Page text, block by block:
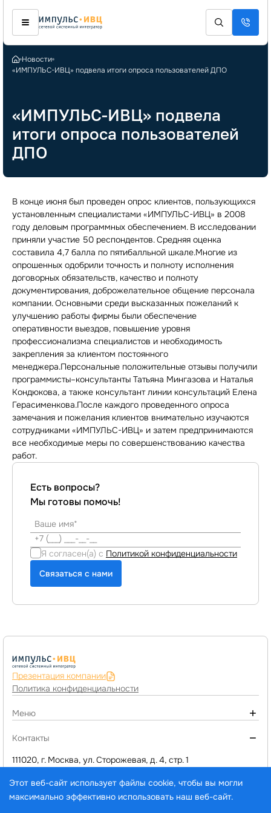
Новости
«ИМПУЛЬС-ИВЦ» подвела итоги опроса пользователей ДПО
«ИМПУЛЬС-ИВЦ» подвела
итоги опроса пользователей
ДПО
В конце июня был проведен опрос клиентов, пользующихся
установленным специалистами «ИМПУЛЬС-ИВЦ» в 2008
году деловым программных обеспечением. В исследовании
приняли участие 50 респондентов. Средняя оценка
составила 4,7 балла по пятибалльной шкале.Многие из
опрошенных одобрили точность и полноту исполнения
договорных обязательств, качество и полноту
документирования, доброжелательное общение персонала
компании. Основными среди высказанных пожеланий к
улучшению работы фирмы были обеспечение
оперативности выездов, повышение уровня
профессионализма специалистов и необходимость
закрепления за клиентом постоянного
менеджера.Персональные положительные отзывы получили
программисты–консультанты Татьяна Мингазова и Наталья
Кондюкова, а также консультант линии консультаций Елена
Герасименкова.После каждого проведенного опроса
замечания и пожелания клиентов внимательно изучаются
сотрудниками «ИМПУЛЬС-ИВЦ» и затем предпринимаются
все необходимые меры по совершенствованию качества
работ.
Есть вопросы?
Мы готовы помочь!
Я согласен(а) с Политикой конфиденциальности
Связаться с нами
Презентация компании
Политика конфиденциальности
Меню
О компании
Программы 1C и сервисы
Контакты
111020, г. Москва, ул. Сторожевая, д. 4, стр. 1
d1@impuls-ivc.ru
Этот веб-сайт использует файлы cookie, чтобы вы могли
максимально эффективно использовать наш веб-сайт.